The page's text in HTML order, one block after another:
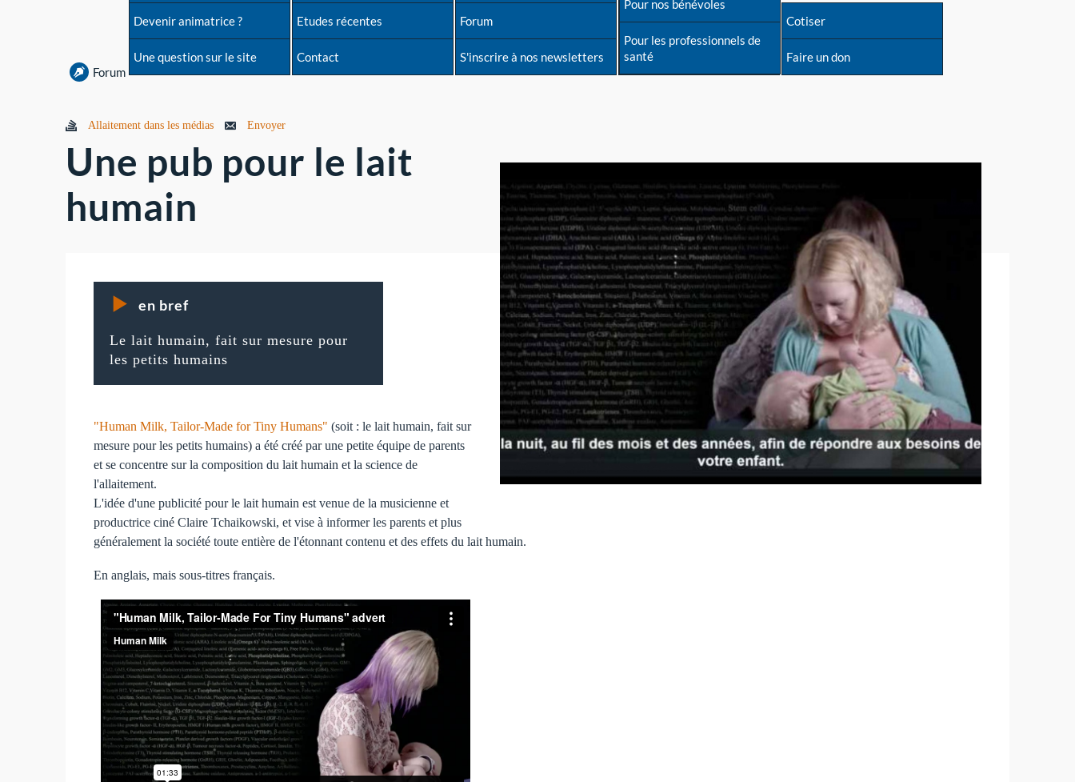
Forum
Devenir animatrice ?
Une question sur le site
Etudes récentes
Contact
Forum
S'inscrire à nos newsletters
Pour nos bénévoles
Pour les professionnels de
santé
Cotiser
Faire un don
Allaitement dans les médias Envoyer
Une pub pour le lait
humain
en bref
Le lait humain, fait sur mesure pour
les petits humains
"Human Milk, Tailor-Made for Tiny Humans" (soit : le lait humain, fait sur
mesure pour les petits humains) a été créé par une petite équipe de parents
et se concentre sur la composition du lait humain et la science de
l'allaitement.
L'idée d'une publicité pour le lait humain est venue de la musicienne et
productrice ciné Claire Tchaikowski, et vise à informer les parents et plus
généralement la société toute entière de l'étonnant contenu et des effets du lait humain.
En anglais, mais sous-titres français.